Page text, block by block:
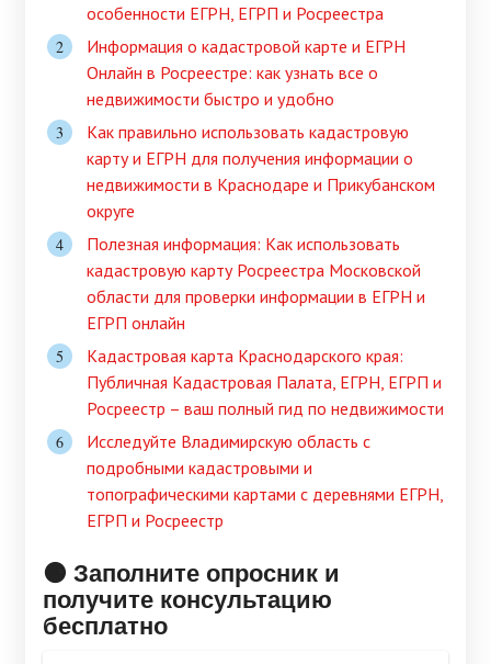
особенности ЕГРН, ЕГРП и Росреестра
Информация о кадастровой карте и ЕГРН
Онлайн в Росреестре: как узнать все о
недвижимости быстро и удобно
Как правильно использовать кадастровую
карту и ЕГРН для получения информации о
недвижимости в Краснодаре и Прикубанском
округе
Полезная информация: Как использовать
кадастровую карту Росреестра Московской
области для проверки информации в ЕГРН и
ЕГРП онлайн
Кадастровая карта Краснодарского края:
Публичная Кадастровая Палата, ЕГРН, ЕГРП и
Росреестр – ваш полный гид по недвижимости
Исследуйте Владимирскую область с
подробными кадастровыми и
топографическими картами с деревнями ЕГРН,
ЕГРП и Росреестр
🟠 Заполните опросник и
получите консультацию
бесплатно